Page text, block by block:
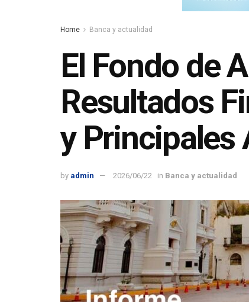
Home Banca y actualidad
El Fondo de
Resultados
y Principales
by admin 2026/06/22 in Banca y actualidad